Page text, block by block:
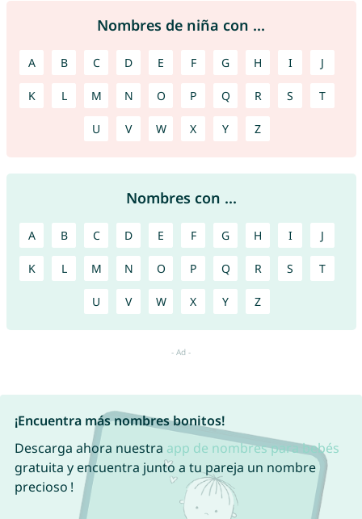
Nombres de niña con ...
A B C D E F G H I J
K L M N O P Q R S T
U V W X Y Z
Nombres con ...
A B C D E F G H I J
K L M N O P Q R S T
U V W X Y Z
¡Encuentra más nombres bonitos!
Descarga ahora nuestra app de nombres para bebés
gratuita y encuentra junto a tu pareja un nombre
precioso !